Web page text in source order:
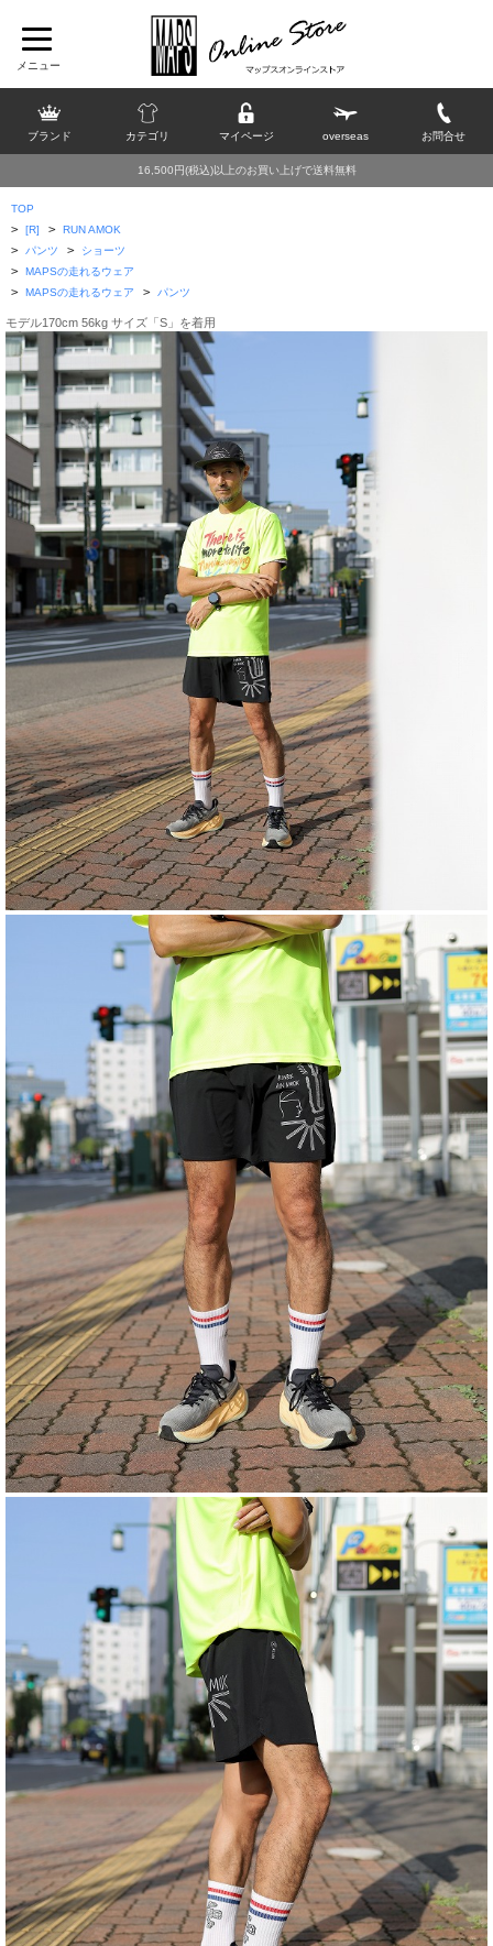
ブランド カテゴリ マイページ overseas お問合せ
16,500円(税込)以上のお買い上げで送料無料
TOP
> [R] > RUN AMOK
> パンツ > ショーツ
> MAPSの走れるウェア
> MAPSの走れるウェア > パンツ
モデル170cm 56kg サイズ「S」を着用